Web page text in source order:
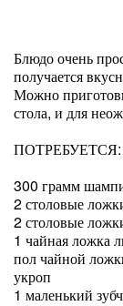
Блюдо очень
получается
Можно
стола, и для
ПОТРЕБУЕТСЯ:
300 грамм
2 столовые
2 столовые
1 чайная ложка
пол чайной
укроп
1 маленький